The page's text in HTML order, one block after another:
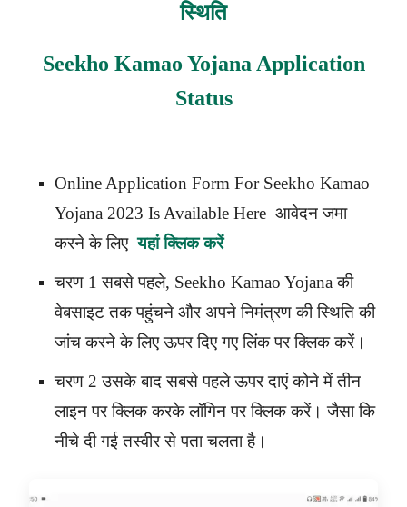
स्थिति
Seekho Kamao Yojana Application
Status
Online Application Form For Seekho Kamao
Yojana 2023 Is Available Here आवेदन जमा
करने के लिए यहां क्लिक करें
चरण 1 सबसे पहले, Seekho Kamao Yojanaकी
वेबसाइट तक पहुंचने और अपने निमंत्रण की स्थिति की
जांच करने के लिए ऊपर दिए गए लिंक पर क्लिक करें।
चरण 2 उसके बाद सबसे पहले ऊपर दाएं कोने में तीन
लाइन पर क्लिक करके लॉगिन पर क्लिक करें। जैसा कि
नीचे दी गई तस्वीर से पता चलता है।